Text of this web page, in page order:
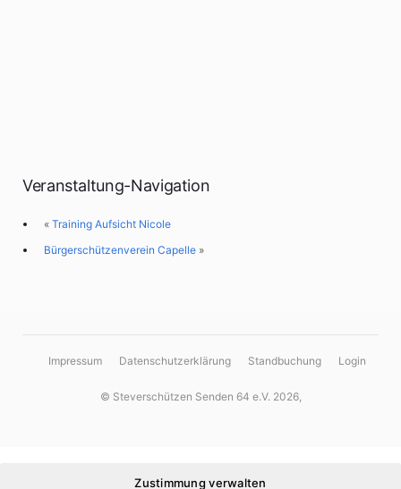
Veranstaltung-Navigation
«Training Aufsicht Nicole
Bürgerschützenverein Capelle »
Impressum Datenschutzerklärung Standbuchung Login
© Steverschützen Senden 64 e.V. 2026,
Zustimmung verwalten